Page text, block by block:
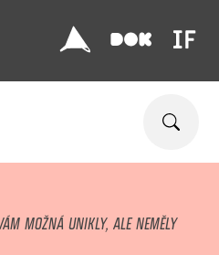
MOŽNÁ UNIKLY, ALE NEMĚLY